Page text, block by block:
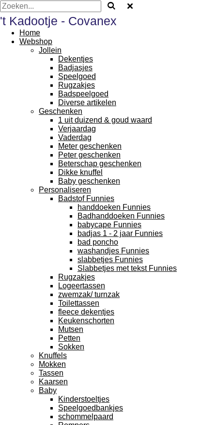
't Kadootje - Covanex
Home
Webshop
Jollein
Dekentjes
Badjasjes
Speelgoed
Rugzakjes
Badspeelgoed
Diverse artikelen
Geschenken
1 uit duizend & goud waard
Verjaardag
Vaderdag
Meter geschenken
Peter geschenken
Beterschap geschenken
Dikke knuffel
Baby geschenken
Personaliseren
Badstof Funnies
handdoeken Funnies
Badhanddoeken Funnies
babycape Funnies
badjas 1 - 2 jaar Funnies
bad poncho
washandjes Funnies
slabbetjes Funnies
Slabbetjes met tekst Funnies
Rugzakjes
Logeertassen
zwemzak/ turnzak
Toilettassen
fleece dekentjes
Keukenschorten
Mutsen
Petten
Sokken
Knuffels
Mokken
Tassen
Kaarsen
Baby
Kinderstoeltjes
Speelgoedbankjes
schommelpaard